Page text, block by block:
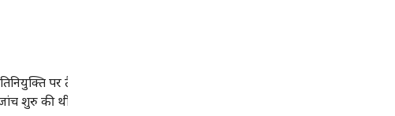
पर तैनाती के दौरान अनियमितता बनीं। विभाग के
शुरु की थी। आरोपपत्र भी तैयार किया, लेकिन दमयंती रावत